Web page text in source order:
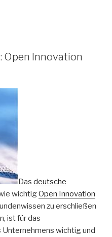
Open Innovation
Das deutsche
wichtigOpen Innovation
zu erschließen
ist für das
wichtig und